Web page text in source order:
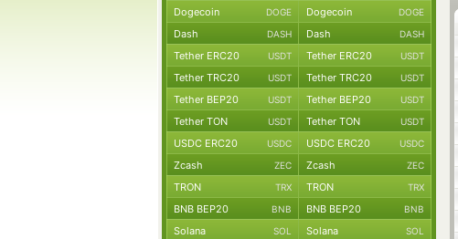
Dogecoin DOGE Dogecoin DOGE
Dash DASH Dash DASH
Tether ERC20 USDT Tether ERC20 USDT
Tether TRC20 USDT Tether TRC20 USDT
Tether BEP20 USDT Tether BEP20 USDT
Tether TON USDT Tether TON USDT
USDC ERC20 USDC USDC ERC20 USDC
Zcash ZEC Zcash ZEC
TRON TRX TRON TRX
BNB BEP20 BNB BNB BEP20 BNB
Solana SOL Solana SOL